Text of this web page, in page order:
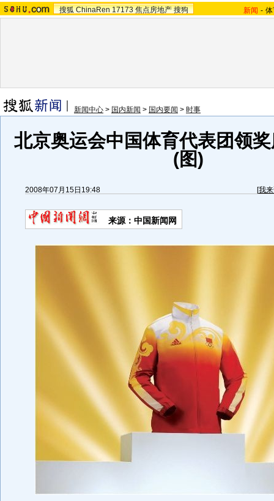
搜狐 ChinaRen 17173 焦点房地产 搜狗 新闻 -
新闻中心 > 国内新闻 > 国内要闻 > 时事
北京奥运会中国体育代表团领
(图)
2008年07月15日19:48 [我
来源：中国新闻网